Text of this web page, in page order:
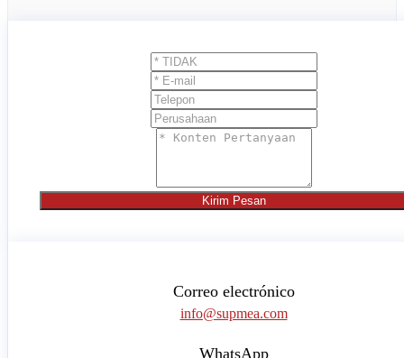
Kirim Pesan
Correo electrónico
info@supmea.com
WhatsApp